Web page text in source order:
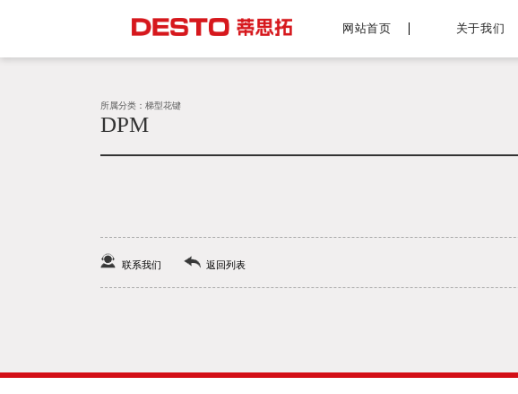
网站首页 关于我们
所属分类：梯型花键
DPM
联系我们 返回列表